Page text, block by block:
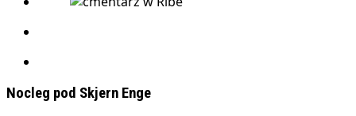
Nocleg pod Skjern Enge